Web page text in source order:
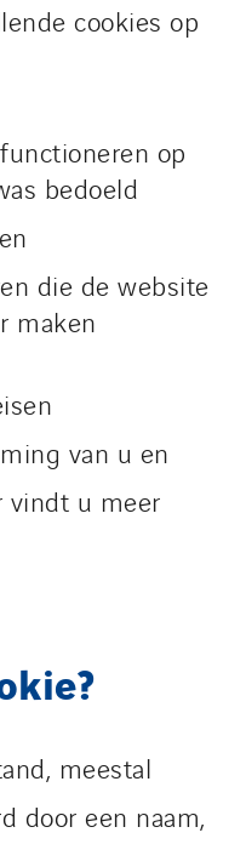
cookies op
op
bedoeld
die de website
maken
van u en
vindt u meer
meestal
door een naam,